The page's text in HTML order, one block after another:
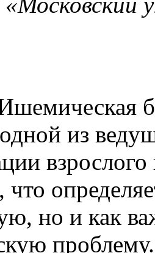
одной из
но и как